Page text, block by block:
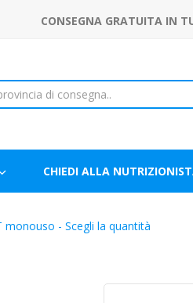
CONSEGNA GRATUITA IN
CHIEDI ALLA
monouso - Scegli la quantità